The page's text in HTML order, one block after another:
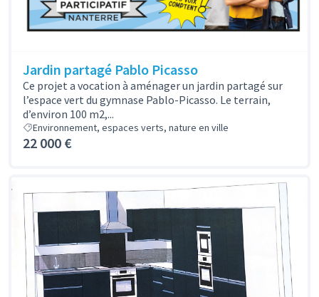
Jardin partagé Pablo Picasso
Ce projet a vocation à aménager un jardin partagé sur
l’espace vert du gymnase Pablo-Picasso. Le terrain,
d’environ 100 m2,...
Environnement, espaces verts, nature en ville
22 000 €